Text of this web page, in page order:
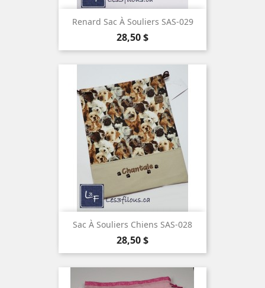
Renard Sac À Souliers SAS-029
Prix
28,50 $
Sac À Souliers Chiens SAS-028
Prix
28,50 $